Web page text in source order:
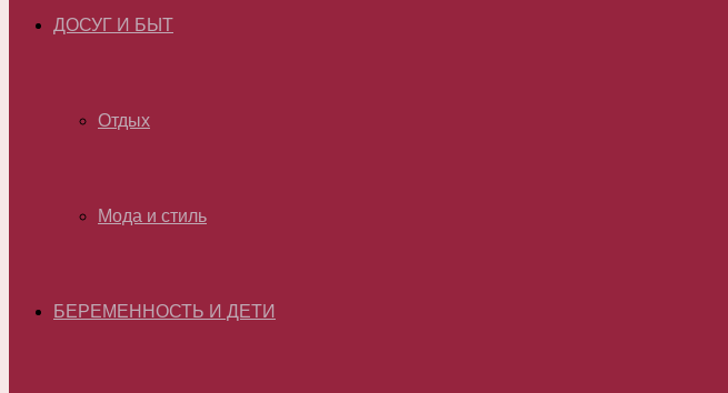
ДОСУГ И БЫТ
Отдых
Мода и стиль
БЕРЕМЕННОСТЬ И ДЕТИ